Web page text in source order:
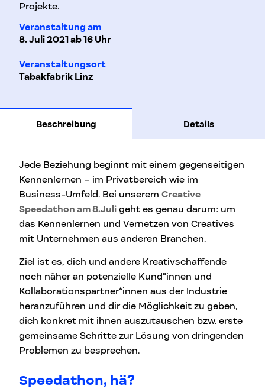
Projekte.
Veranstaltung am
8. Juli 2021 ab 16 Uhr
Veranstaltungsort
Tabakfabrik Linz
Beschreibung Details
Jede Beziehung beginnt mit einem gegenseitigen
Kennenlernen – im Privatbereich wie im
Business-Umfeld. Bei unserem Creative
Speedathon am 8.Juli geht es genau darum: um
das Kennenlernen und Vernetzen von Creatives
mit Unternehmen aus anderen Branchen.
Ziel ist es, dich und andere Kreativschaffende
noch näher an potenzielle Kund*innen und
Kollaborationspartner*innen aus der Industrie
heranzuführen und dir die Möglichkeit zu geben,
dich konkret mit ihnen auszutauschen bzw. erste
gemeinsame Schritte zur Lösung von dringenden
Problemen zu besprechen.
Speedathon, hä?